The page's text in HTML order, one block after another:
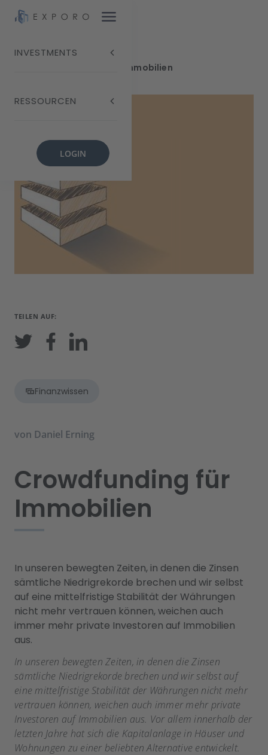
INVESTMENTS
RESSOURCEN
LOGIN
Crowdfunding für Immobilien
TEILEN AUF:
Finanzwissen
von Daniel Erning
Crowdfunding für
Immobilien
In unseren bewegten Zeiten, in denen die Zinsen
sämtliche Niedrigrekorde brechen und wir selbst
auf eine mittelfristige Stabilität der Währungen
nicht mehr vertrauen können, weichen auch
immer mehr private Investoren auf Immobilien
aus.
In unseren bewegten Zeiten, in denen die Zinsen
sämtliche Niedrigrekorde brechen und wir selbst auf
eine mittelfristige Stabilität der Währungen nicht mehr
vertrauen können, weichen auch immer mehr private
Investoren auf Immobilien aus. Vor allem innerhalb der
letzten Jahre hat sich die Kapitalanlage in Häuser und
Wohnungen zu einer beliebten Alternative entwickelt.